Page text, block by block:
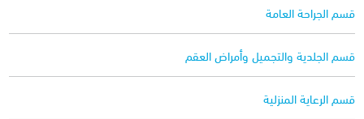
قسم الجراحة العامة
قسم الجلدية والتجميل وأمراض العقم
قسم الرعاية المنزلية